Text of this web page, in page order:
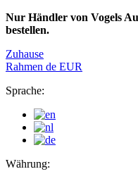
Nur Händler von Vogels
bestellen.
Zuhause
Rahmen de EUR
Sprache:
Währung: